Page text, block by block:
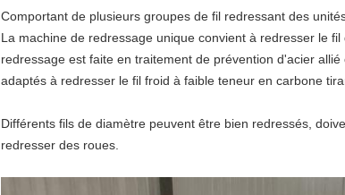
Comportant de plusieurs groupes de fil redressant des
La machine de redressage unique convient à redresser le
redressage est faite en traitement de prévention d'acier
adaptés à redresser le fil froid à faible teneur en carbone
Différents fils de diamètre peuvent être bien redressés,
redresser des roues.